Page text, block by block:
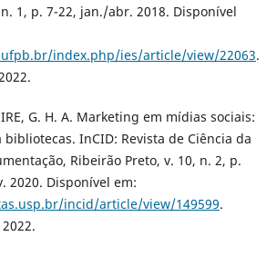
n. 1, p. 7-22, jan./abr. 2018. Disponível
index.php/ies/article/view/22063.
G. H. A. Marketing em mídias sociais:
InCID: Revista de Ciência da
Ribeirão Preto, v. 10, n. 2, p.
2020. Disponível em:
incid/article/view/149599.